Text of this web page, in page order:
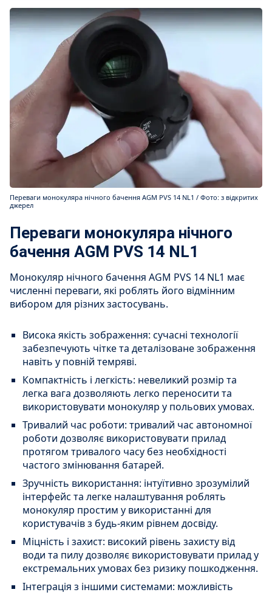
Переваги монокуляра нічного бачення AGM PVS 14 NL1 / Фото: з відкритих
джерел
Переваги монокуляра нічного
бачення AGM PVS 14 NL1
Монокуляр нічного бачення AGM PVS 14 NL1 має
численні переваги, які роблять його відмінним
вибором для різних застосувань.
Висока якість зображення: сучасні технології
забезпечують чітке та деталізоване зображення
навіть у повній темряві.
Компактність і легкість: невеликий розмір та
легка вага дозволяють легко переносити та
використовувати монокуляр у польових умовах.
Тривалий час роботи: тривалий час автономної
роботи дозволяє використовувати прилад
протягом тривалого часу без необхідності
частого змінювання батарей.
Зручність використання: інтуїтивно зрозумілий
інтерфейс та легке налаштування роблять
монокуляр простим у використанні для
користувачів з будь-яким рівнем досвіду.
Міцність і захист: високий рівень захисту від
води та пилу дозволяє використовувати прилад у
екстремальних умовах без ризику пошкодження.
Інтеграція з іншими системами: можливість